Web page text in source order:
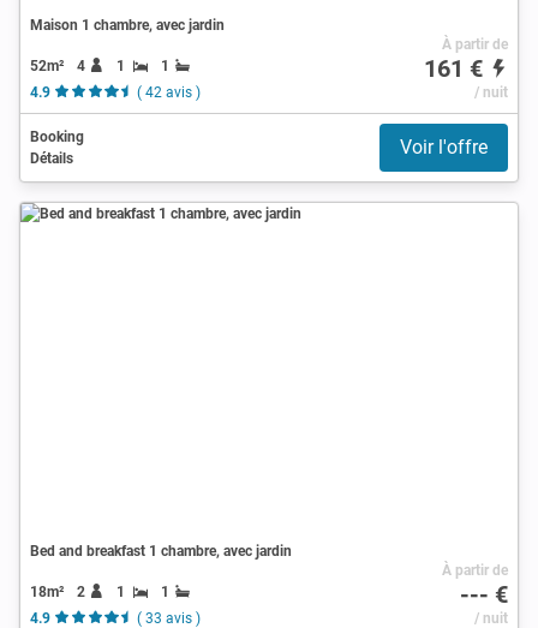
Maison 1 chambre, avec jardin
52m² 4 1
1
4.9
( 42 avis )
À partir de
161 €
/ nuit
Booking
Détails
Voir l'offre
Bed and breakfast 1 chambre, avec jardin
18m² 2 1
1
4.9
( 33 avis )
À partir de
--- €
/ nuit